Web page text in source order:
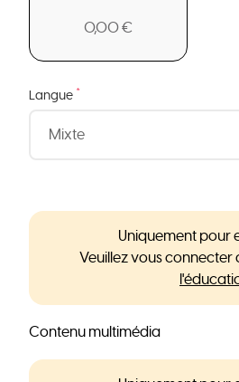
0,00 €
Langue *
Uniquement pour
Veuillez vous
Contenu multimédia